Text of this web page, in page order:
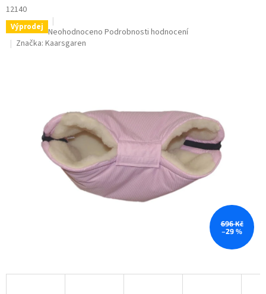
12140
Výprodej Průměrné
hodnocení
hvězdiček.
Neohodnoceno Podrobnosti hodnocení
Značka: Kaarsgaren
696 Kč
–29 %